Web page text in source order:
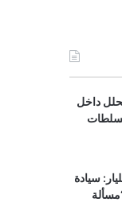
داخل
سيادة